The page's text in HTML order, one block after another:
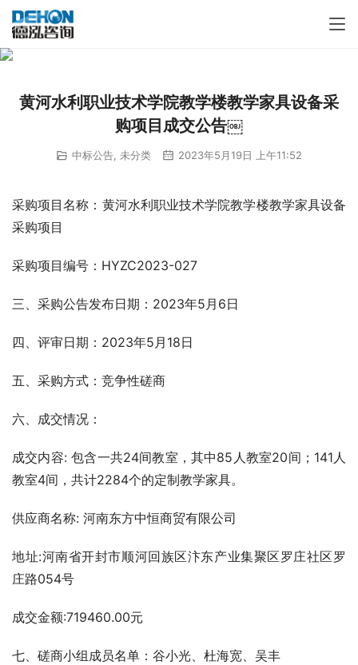
黄河水利职业技术学院教学楼教学家具设备采
购项目成交公告￼
中标公告 未分类 2023年5月19日 上午11:52
采购项目名称：黄河水利职业技术学院教学楼教学家具设备
采购项目
采购项目编号：HYZC2023-027
三、采购公告发布日期：2023年5月6日
四、评审日期：2023年5月18日
五、采购方式：竞争性磋商
六、成交情况：
成交内容: 包含一共24间教室，其中85人教室20间；141人
教室4间，共计2284个的定制教学家具。
供应商名称: 河南东方中恒商贸有限公司
地址:河南省开封市顺河回族区汴东产业集聚区罗庄社区罗
庄路054号
成交金额:719460.00元
七、磋商小组成员名单：谷小光、杜海宽、吴丰